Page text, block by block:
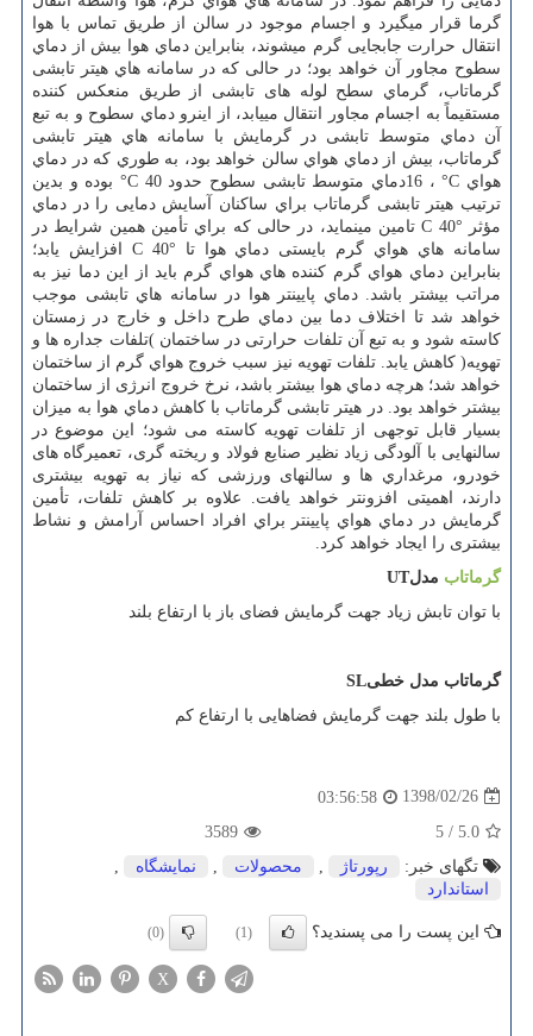
گرما قرار میگیرد و اجسام موجود در سالن از طریق تماس با هوا
انتقال حرارت جابجایی گرم میشوند، بنابراین دماي هوا بیش از دماي
سطوح مجاور آن خواهد بود؛ در حالی كه در سامانه هاي هیتر تابشی
گرماتاب، گرماي سطح لوله های تابشی از طریق منعکس کننده
مستقیماً به اجسام مجاور انتقال مییابد، از اینرو دماي سطوح و به تبع
آن دماي متوسط تابشی در گرمایش با سامانه هاي هیتر تابشی
گرماتاب، بیش از دماي هواي سالن خواهد بود، به طوري كه در دماي
هواي °C ، 16دماي متوسط تابشی سطوح حدود °C 40 بوده و بدین
ترتیب هیتر تابشی گرماتاب براي ساكنان آسایش دمایی را در دماي
مؤثر
C 40° تامین مینماید، در حالی كه براي تأمین همین شرایط در
سامانه هاي هواي گرم بایستی دماي هوا تا C 40° افزایش یابد؛
بنابراین دماي هواي گرم كننده هاي هواي گرم باید از این دما نیز به
مراتب بیشتر باشد. دماي پایینتر هوا در سامانه هاي تابشی موجب
خواهد شد تا اختلاف دما بین دماي طرح داخل و خارج در زمستان
كاسته شود و به تبع آن تلفات حرارتی در ساختمان )تلفات جداره ها و
تهویه( كاهش یابد. تلفات تهویه نیز سبب خروج هواي گرم از ساختمان
خواهد شد؛ هرچه دماي هوا بیشتر باشد، نرخ خروج انرژی از ساختمان
بیشتر خواهد بود. در هیتر تابشی گرماتاب با كاهش دماي هوا به میزان
بسیار قابل توجهی از تلفات تهویه کاسته می شود؛ این موضوع در
سالنهایی با آلودگی زیاد نظیر صنایع فولاد و ریخته گری، تعمیرگاه های
خودرو، مرغداري ها و سالنهای ورزشی که نیاز به تهویه بیشتری
دارند، اهمیتی افزونتر خواهد یافت. علاوه بر كاهش تلفات، تأمین
گرمایش در دماي هواي پایینتر براي افراد احساس آرامش و نشاط
بیشتری را ایجاد خواهد كرد
گرماتاب مدلUT
با توان تابش زیاد جهت گرمایش فضای باز با ارتفاع بلند
گرماتاب مدل خطیSL
با طول بلند جهت گرمایش فضاهایی با ارتفاع کم
1398/02/26
03:56:58
5.0
/
5
3589
تگهای خبر:
رپورتاژ محصولات نمایشگاه
استاندارد
این پست را می پسندید؟ (1)
(0)
X